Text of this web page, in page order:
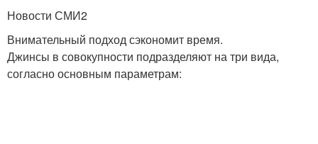
Новости СМИ2
Внимательный подход сэкономит время.
Джинсы в совокупности подразделяют на три вида,
согласно основным параметрам: